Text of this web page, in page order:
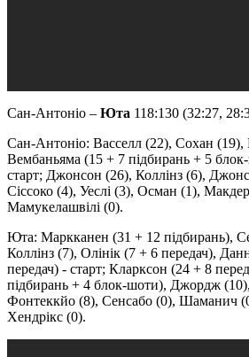
Сан-Антоніо – Юта 118:130 (32:27,
Сан-Антоніо: Васселл (22), Сохан
Вембаньяма (15 + 7 підбирань + 5
старт; Джонсон (26), Коллінз (6),
Сіссоко (4), Уеслі (3), Осман (1),
Мамукелашвілі (0).
Юта: Маркканен (31 + 12 підбирань),
Коллінз (7), Олінік (7 + 6 передач),
передач) - старт; Кларксон (24 + 8
підбирань + 4 блок-шоти), Джордж
Фонтеккйо (8), Сенсабо (0), Шаманич
Хендрікс (0).